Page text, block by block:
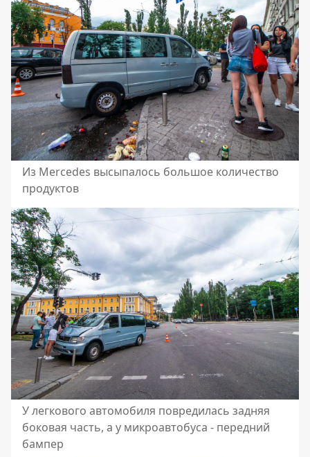
Из Mercedes высыпалось большое количество
продуктов
У легкового автомобиля повредилась задняя
боковая часть, а у микроавтобуса - передний
бампер